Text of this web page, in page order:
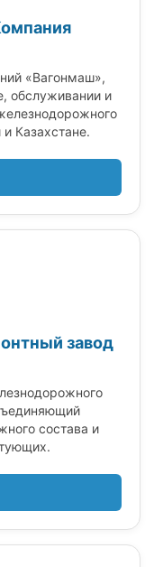
«Вагонмаш»,
обслуживании и
Казахстане.
завод
состава и